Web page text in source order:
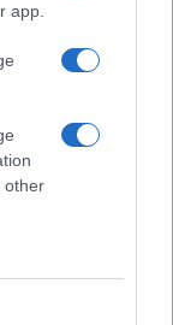
app.
other